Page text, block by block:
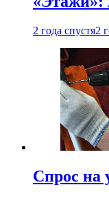
2 года спустя2
Спрос на